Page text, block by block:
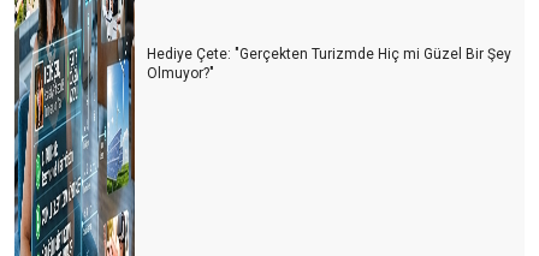
Hediye Çete: "Gerçekten Turizmde Hiç mi Güzel Bir Şey
Olmuyor?"